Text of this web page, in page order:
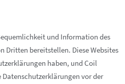
und Information des
Dritten bereitstellen. Diese Websites
haben, und Coil
vor der